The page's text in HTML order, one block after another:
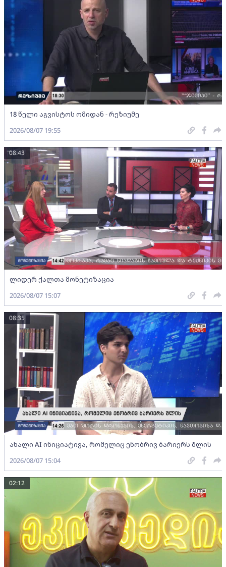
18 წელი აგვისტოს ომიდან - რეზიუმე
2026/08/07 19:55
ლიდერ ქალთა მონეტიზაცია
08:43
2026/08/07 15:07
ახალი AI ინიციატივა, რომელიც ენობრივ ბარიერს შლის
08:35
2026/08/07 15:04
02:12